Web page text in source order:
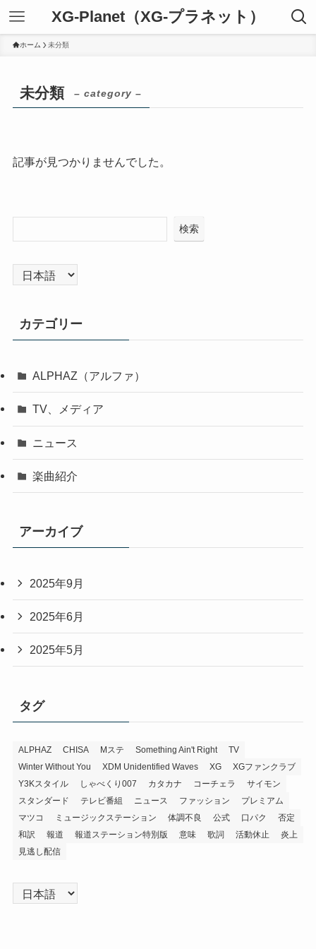
XG-Planet（XG-プラネット）
ホーム 未分類
未分類 – category –
記事が見つかりませんでした。
検索
語
選
択
カテゴリー
ALPHAZ（アルファ）
TV、メディア
ニュース
楽曲紹介
アーカイブ
2025年9月
2025年6月
2025年5月
タグ
ALPHAZ CHISA Mステ Something Ain't Right
TV
Winter Without You
XDM Unidentified Waves XG
XGファンクラブ
Y3Kスタイル
しゃべくり007 カタカナ コーチェラ
サイモン
スタンダード
テレビ番組 ニュース ファッション
プレミアム
マツコ
ミュージックステーション 体調不良 公式 口パク
否定
和訳
報道 報道ステーション特別版 意味 歌詞 活動休止
炎上
見逃し配信
語